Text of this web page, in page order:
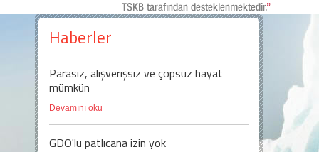
Haberler
Parasız, alışverişsiz ve çöpsüz hayat
mümkün
Devamını oku
GDO'lu patlıcana izin yok